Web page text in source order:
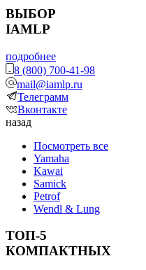
ВЫБОР
IAMLP
подробнее
8 (800) 700-41-98
mail@iamlp.ru
Телеграмм
Вконтакте
назад
Посмотреть все
Yamaha
Kawai
Samick
Petrof
Wendl & Lung
ТОП-5
КОМПАКТНЫХ